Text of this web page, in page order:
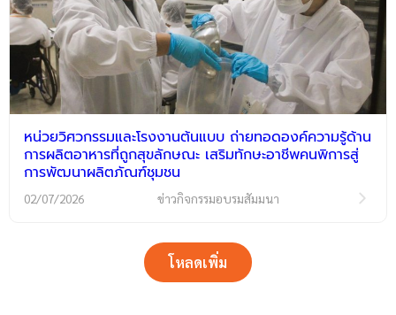
หน่วยวิศวกรรมและโรงงานต้นแบบ ถ่ายทอดองค์ความรู้ด้าน
การผลิตอาหารที่ถูกสุขลักษณะ เสริมทักษะอาชีพคนพิการสู่
การพัฒนาผลิตภัณฑ์ชุมชน
02/07/2026 ข่าวกิจกรรมอบรมสัมมนา
โหลดเพิ่ม